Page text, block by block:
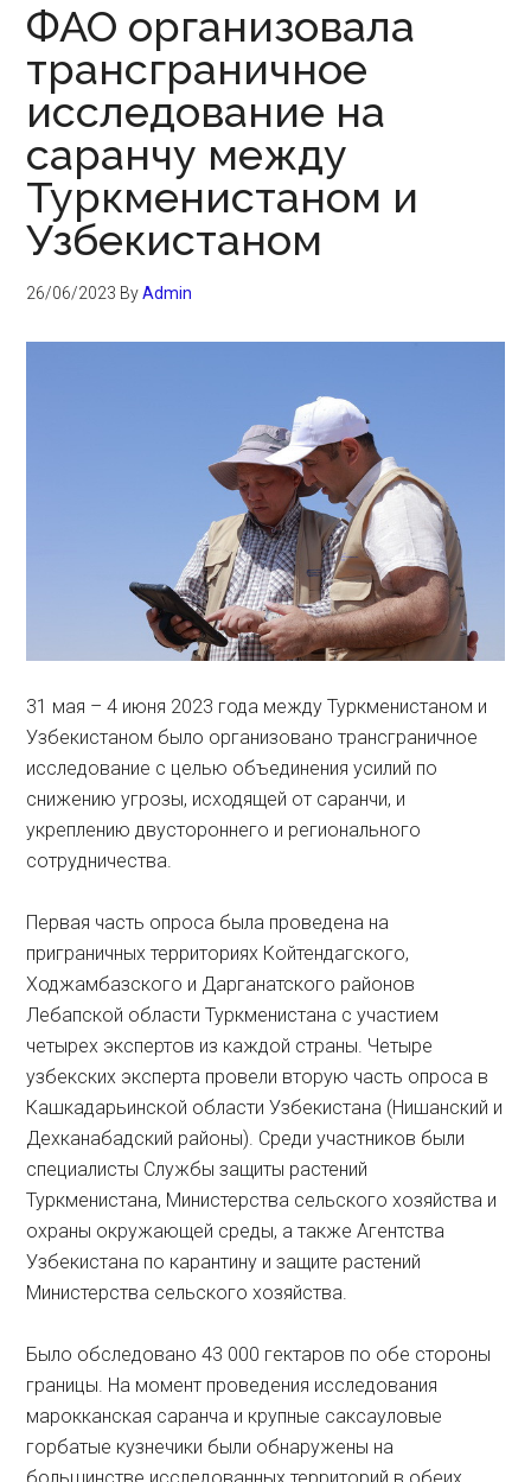
ФАО организовала
трансграничное
исследование на
саранчу между
Туркменистаном и
Узбекистаном
26/06/2023 ByAdmin
31 мая – 4 июня 2023 года между Туркменистаном и
Узбекистаном было организовано трансграничное
исследование с целью объединения усилий по
снижению угрозы, исходящей от саранчи, и
укреплению двустороннего и регионального
сотрудничества.
Первая часть опроса была проведена на
приграничных территориях Койтендагского,
Ходжамбазского и Дарганатского районов
Лебапской области Туркменистана с участием
четырех экспертов из каждой страны. Четыре
узбекских эксперта провели вторую часть опроса в
Кашкадарьинской области Узбекистана (Нишанский и
Дехканабадский районы). Среди участников были
специалисты Службы защиты растений
Туркменистана, Министерства сельского хозяйства и
охраны окружающей среды, а также Агентства
Узбекистана по карантину и защите растений
Министерства сельского хозяйства.
Было обследовано 43 000 гектаров по обе стороны
границы. На момент проведения исследования
марокканская саранча и крупные саксауловые
горбатые кузнечики были обнаружены на